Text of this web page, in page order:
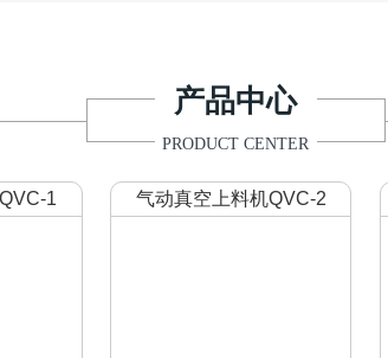
产品中心
PRODUCT CENTER
1 气动真空上料机QVC-2